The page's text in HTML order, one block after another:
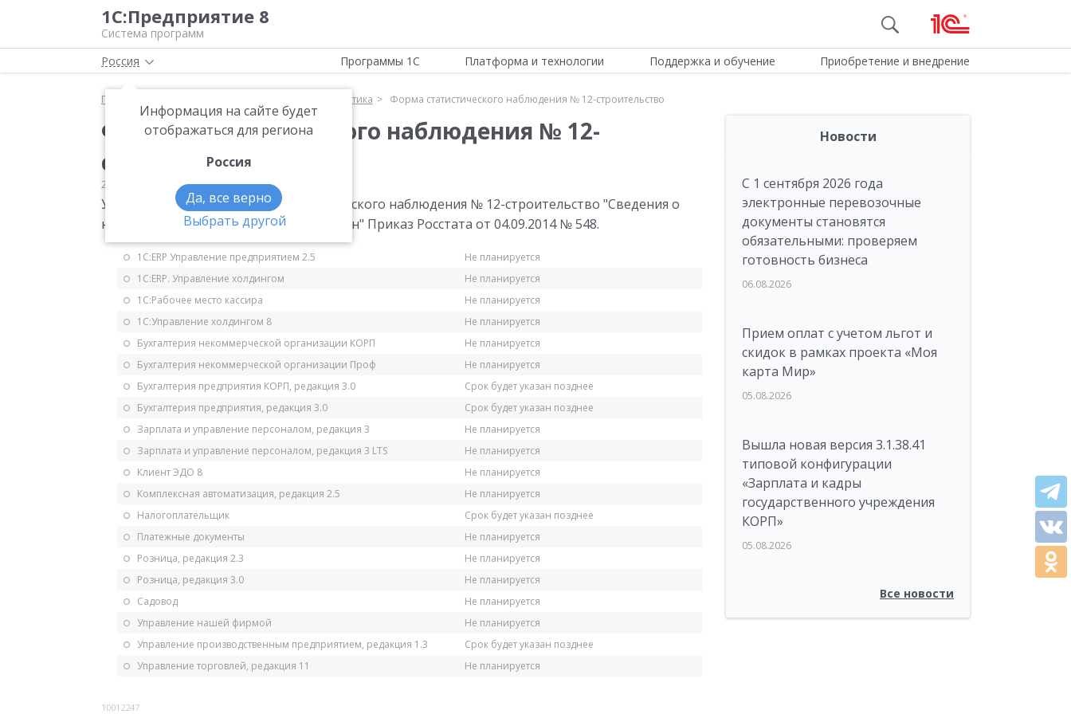
1С:Предприятие 8
Система программ
Россия
Информация на сайте будет
отображаться для региона
Россия
Да, все верно
Выбрать другой
Программы 1С Платформа и технологии Поддержка и обучение Приобретение и внедрение
Главная Статистика Форма статистического наблюдения № 12-строительство
Форма статистического наблюдения № 12-
строительство
23.09.2014 Статистика
Утверждена годовая форма статистического наблюдения № 12-строительство "Сведения о
наличии основных строительных машин" Приказ Росстата от 04.09.2014 № 548.
1С:ERP Управление предприятием 2.5
Не планируется
1С:ERP. Управление холдингом
Не планируется
1С:Рабочее место кассира
Не планируется
1С:Управление холдингом 8
Не планируется
Бухгалтерия некоммерческой организации КОРП
Не планируется
Бухгалтерия некоммерческой организации Проф
Не планируется
Бухгалтерия предприятия КОРП, редакция 3.0
Срок будет указан позднее
Бухгалтерия предприятия, редакция 3.0
Срок будет указан позднее
Зарплата и управление персоналом, редакция 3
Не планируется
Зарплата и управление персоналом, редакция 3 LTS
Не планируется
Клиент ЭДО 8
Не планируется
Комплексная автоматизация, редакция 2.5
Не планируется
Налогоплательщик
Срок будет указан позднее
Платежные документы
Не планируется
Розница, редакция 2.3
Не планируется
Розница, редакция 3.0
Не планируется
Садовод
Не планируется
Управление нашей фирмой
Не планируется
Управление производственным предприятием, редакция 1.3
Срок будет указан позднее
Управление торговлей, редакция 11
Не планируется
10012247
Новости
С 1 сентября 2026 года
электронные перевозочные
документы становятся
обязательными: проверяем
готовность бизнеса
06.08.2026
Прием оплат с учетом льгот и
скидок в рамках проекта «Моя
карта Мир»
05.08.2026
Вышла новая версия 3.1.38.41
типовой конфигурации
«Зарплата и кадры
государственного учреждения
КОРП»
05.08.2026
Все новости